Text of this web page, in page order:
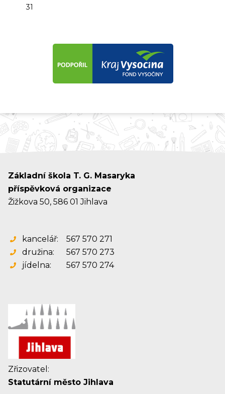
31
Základní škola T. G. Masaryka
příspěvková organizace
Žižkova 50, 586 01 Jihlava
kancelář:
567 570 271
družina:
567 570 273
jídelna:
567 570 274
Zřizovatel:
Statutární město Jihlava